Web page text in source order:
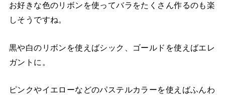
お好きな色のリボンを使ってバラをたくさん作るのも楽
しそうですね。
黒や白のリボンを使えばシック、ゴールドを使えばエレ
ガントに。
ピンクやイエローなどのパステルカラーを使えばふんわ